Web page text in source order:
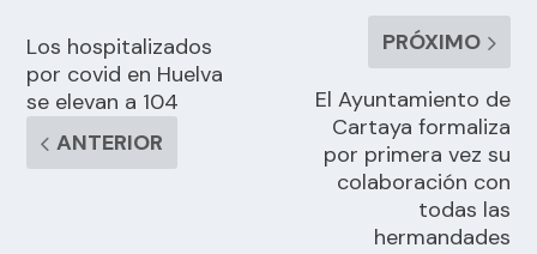
Los hospitalizados
por covid en Huelva
se elevan a 104
ANTERIOR
PRÓXIMO
El Ayuntamiento de
Cartaya formaliza
por primera vez su
colaboración con
todas las
hermandades